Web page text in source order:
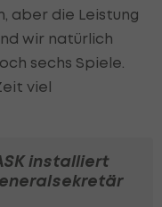
aber die Leistung
wir natürlich
sechs Spiele.
viel
installiert